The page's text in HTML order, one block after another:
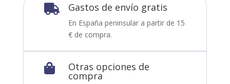
 Gastos de envío gratis
En España peninsular a partir de 15
€ de compra.
 Otras opciones de
compra